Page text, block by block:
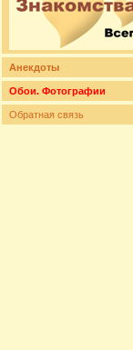
Анекдоты
Обои. Фотографии
Обратная связь